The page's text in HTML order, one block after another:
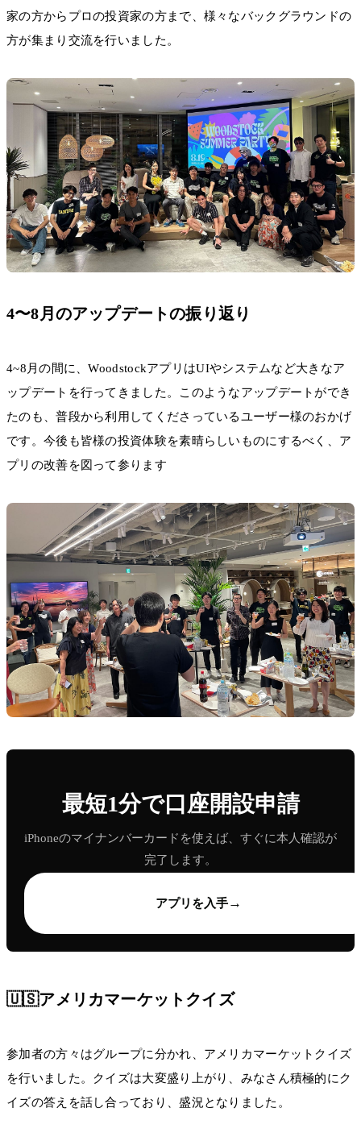
家の方からプロの投資家の方まで、様々なバックグラウンドの
方が集まり交流を行いました。
4〜8月のアップデートの振り返り
4~8月の間に、WoodstockアプリはUIやシステムなど大きなア
ップデートを行ってきました。このようなアップデートができ
たのも、普段から利用してくださっているユーザー様のおかげ
です。今後も皆様の投資体験を素晴らしいものにするべく、ア
プリの改善を図って参ります
最短1分で口座開設申請
iPhoneのマイナンバーカードを使えば、すぐに本人確認が
完了します。
アプリを入手→
🇺🇸アメリカマーケットクイズ
参加者の方々はグループに分かれ、アメリカマーケットクイズ
を行いました。クイズは大変盛り上がり、みなさん積極的にク
イズの答えを話し合っており、盛況となりました。